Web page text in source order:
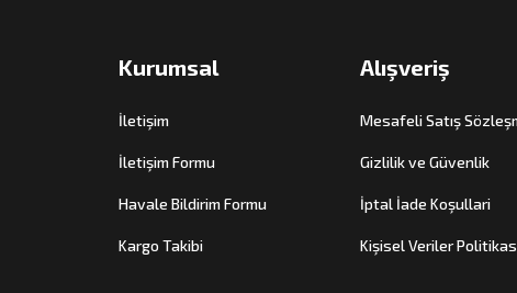
Kurumsal
İletişim
İletişim Formu
Havale Bildirim Formu
Kargo Takibi
Alışveriş
Mesafeli Satış
Gizlilik ve Güvenlik
İptal İade Koşullari
Kişisel Veriler